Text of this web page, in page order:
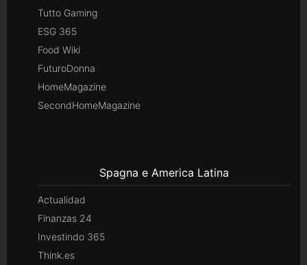
Tutto Gaming
ESG 365
Food Wiki
FuturoDonna
HomeMagazine
SecondHomeMagazine
Spagna e America Latina
Actualidad
Finanzas 24
Investindo 365
Think.es